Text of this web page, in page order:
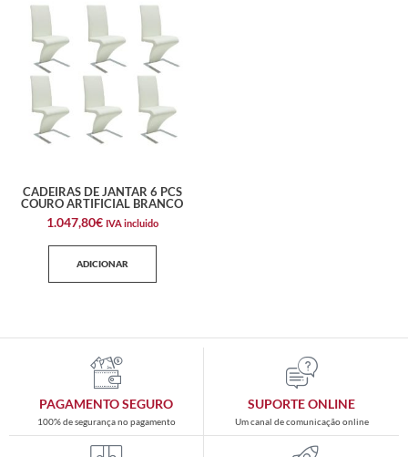
CADEIRAS DE JANTAR 6 PCS
COURO ARTIFICIAL BRANCO
1.047,80€ IVA incluido
ADICIONAR
PAGAMENTO SEGURO
100% de segurança no pagamento
SUPORTE ONLINE
Um canal de comunicação online